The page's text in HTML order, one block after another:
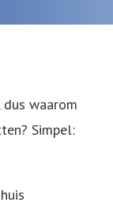
waarom
Simpel: